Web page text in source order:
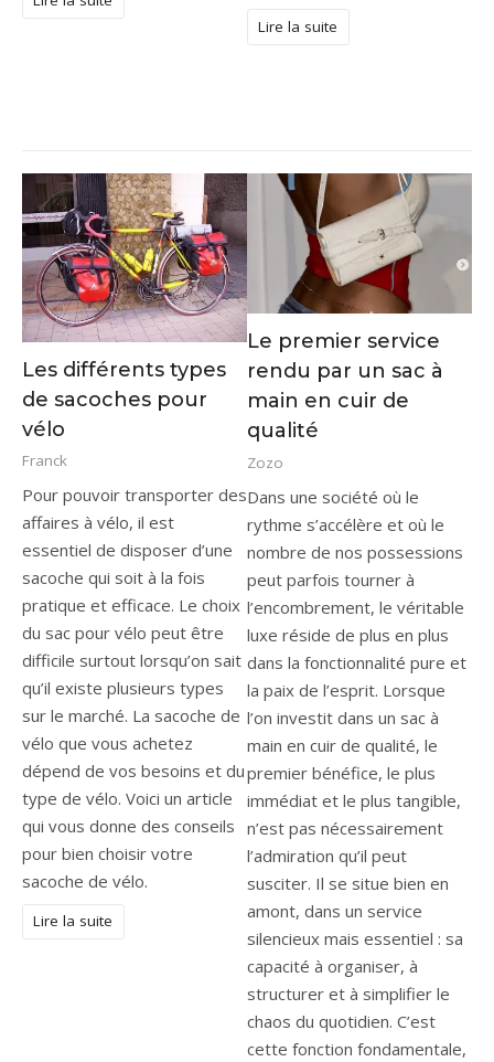
Lire la suite
Les différents types
de sacoches pour
vélo
Franck
Pour pouvoir transporter des
affaires à vélo, il est
essentiel de disposer d’une
sacoche qui soit à la fois
pratique et efficace. Le choix
du sac pour vélo peut être
difficile surtout lorsqu’on sait
qu’il existe plusieurs types
sur le marché. La sacoche de
vélo que vous achetez
dépend de vos besoins et du
type de vélo. Voici un article
qui vous donne des conseils
pour bien choisir votre
sacoche de vélo.
Lire la suite
Le premier service
rendu par un sac à
main en cuir de
qualité
Zozo
Dans une société où le
rythme s’accélère et où le
nombre de nos possessions
peut parfois tourner à
l’encombrement, le véritable
luxe réside de plus en plus
dans la fonctionnalité pure et
la paix de l’esprit. Lorsque
l’on investit dans un sac à
main en cuir de qualité, le
premier bénéfice, le plus
immédiat et le plus tangible,
n’est pas nécessairement
l’admiration qu’il peut
susciter. Il se situe bien en
amont, dans un service
silencieux mais essentiel : sa
capacité à organiser, à
structurer et à simplifier le
chaos du quotidien. C’est
cette fonction fondamentale,